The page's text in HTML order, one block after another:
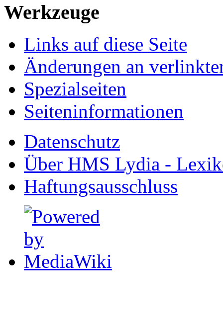
Werkzeuge
Links auf diese Seite
Änderungen an
Spezialseiten
Seiten­informationen
Datenschutz
Über HMS Lydia -
Haftungsausschluss